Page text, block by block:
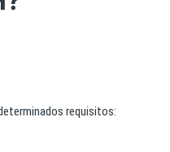
requisitos: